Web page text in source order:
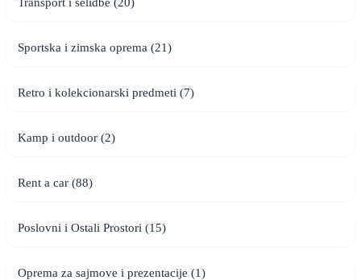
Sportska i zimska oprema (21)
Retro i kolekcionarski predmeti (7)
Kamp i outdoor (2)
Rent a car (88)
Poslovni i Ostali Prostori (15)
Oprema za sajmove i prezentacije (1)